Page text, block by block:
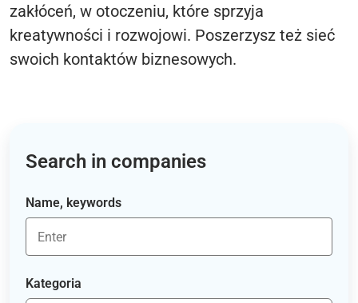
zakłóceń, w otoczeniu, które sprzyja
kreatywności i rozwojowi. Poszerzysz też sieć
swoich kontaktów biznesowych.
Search in companies
Name, keywords
Kategoria